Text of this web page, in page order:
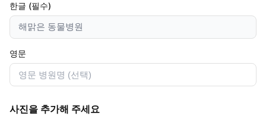
한글 (필수)
영문
사진을 추가해 주세요